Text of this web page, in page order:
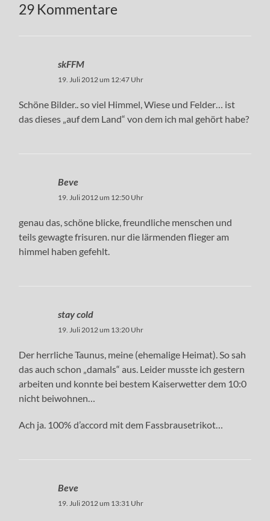
29 Kommentare
skFFM
19. Juli 2012 um 12:47 Uhr
Schöne Bilder.. so viel Himmel, Wiese und Felder… ist
das dieses „auf dem Land“ von dem ich mal gehört habe?
Beve
19. Juli 2012 um 12:50 Uhr
genau das, schöne blicke, freundliche menschen und
teils gewagte frisuren. nur die lärmenden flieger am
himmel haben gefehlt.
stay cold
19. Juli 2012 um 13:20 Uhr
Der herrliche Taunus, meine (ehemalige Heimat). So sah
das auch schon „damals“ aus. Leider musste ich gestern
arbeiten und konnte bei bestem Kaiserwetter dem 10:0
nicht beiwohnen…
Ach ja. 100% d’accord mit dem Fassbrausetrikot…
Beve
19. Juli 2012 um 13:31 Uhr